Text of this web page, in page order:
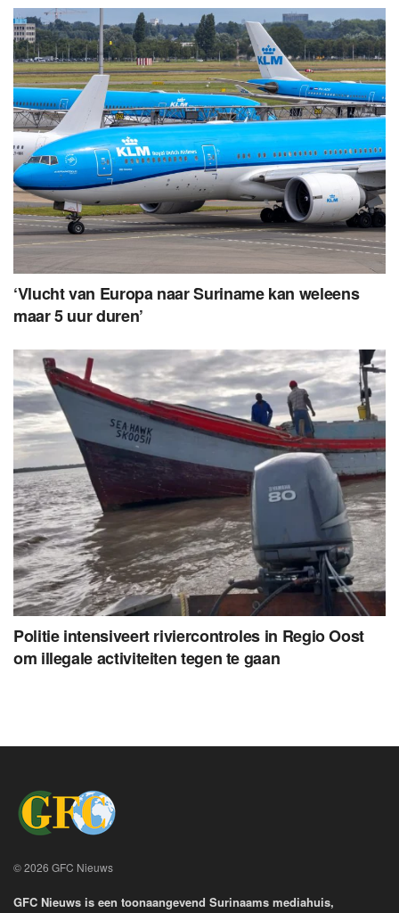
‘Vlucht van Europa naar Suriname kan weleens
maar 5 uur duren’
Politie intensiveert riviercontroles in Regio Oost
om illegale activiteiten tegen te gaan
© 2026 GFC Nieuws
GFC Nieuws is een toonaangevend Surinaams mediahuis,